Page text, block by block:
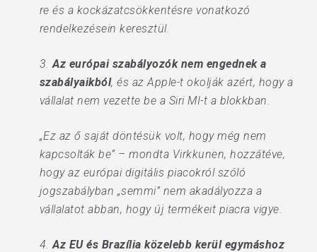
re és a kockázatcsökkentésre vonatkozó
rendelkezésein keresztül.
3.Az európai szabályozók nem engednek a
szabályaikból, és az Apple-t okolják azért, hogy a
vállalat nem vezette be a Siri MI-t a blokkban.
„Ez az ő saját döntésük volt, hogy még nem
kapcsolták be” – mondta Virkkunen, hozzátéve,
hogy az európai digitális piacokról szóló
jogszabályban „semmi” nem akadályozza a
vállalatot abban, hogy új termékeit piacra vigye.
4.Az EU és Brazília közelebb kerül egymáshoz